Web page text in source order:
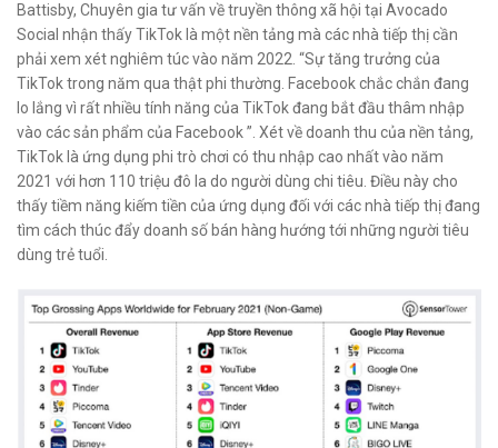
Battisby, Chuyên gia tư vấn về truyền thông xã hội tại Avocado
Social nhận thấy TikTok là một nền tảng mà các nhà tiếp thị cần
phải xem xét nghiêm túc vào năm 2022. “Sự tăng trưởng của
TikTok trong năm qua thật phi thường. Facebook chắc chắn đang
lo lắng vì rất nhiều tính năng của TikTok đang bắt đầu thâm nhập
vào các sản phẩm của Facebook ”. Xét về doanh thu của nền tảng,
TikTok là ứng dụng phi trò chơi có thu nhập cao nhất vào năm
2021 với hơn 110 triệu đô la do người dùng chi tiêu. Điều này cho
thấy tiềm năng kiếm tiền của ứng dụng đối với các nhà tiếp thị đang
tìm cách thúc đẩy doanh số bán hàng hướng tới những người tiêu
dùng trẻ tuổi.